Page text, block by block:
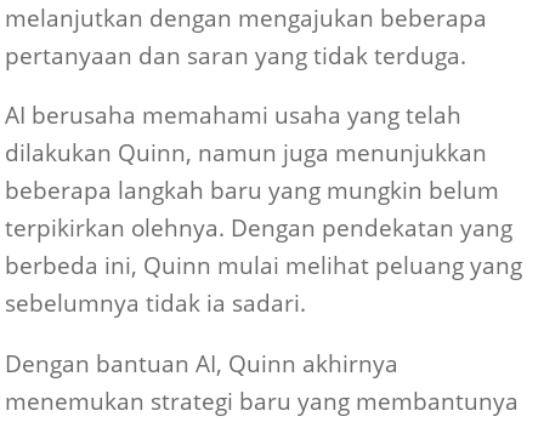
melanjutkan dengan mengajukan beberapa
pertanyaan dan saran yang tidak terduga.
AI berusaha memahami usaha yang telah
dilakukan Quinn, namun juga menunjukkan
beberapa langkah baru yang mungkin belum
terpikirkan olehnya. Dengan pendekatan yang
berbeda ini, Quinn mulai melihat peluang yang
sebelumnya tidak ia sadari.
Dengan bantuan AI, Quinn akhirnya
menemukan strategi baru yang membantunya